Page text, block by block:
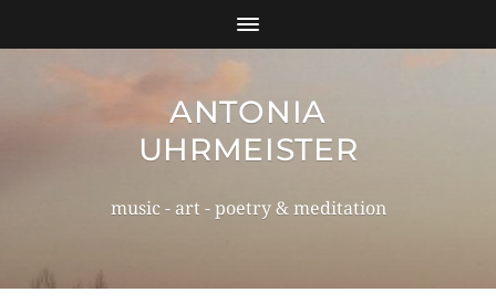
ANTONIA
UHRMEISTER
music - art - poetry & meditation